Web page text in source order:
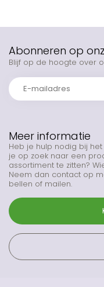
Meer informatie
Heb je hulp nodig bij
je op zoek naar een
assortiment te zitten?
Neem dan contact op
bellen of mailen.
Abonneren op
Blijf op de hoogte over